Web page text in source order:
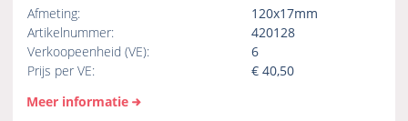
Afmeting:
120x17mm
Artikelnummer:
420128
Verkoopeenheid (VE):
6
Prijs per VE:
€40,50
Meer informatie